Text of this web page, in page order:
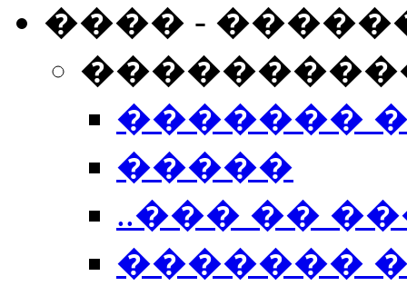
���� -
�������
�����
..��� ��
�������